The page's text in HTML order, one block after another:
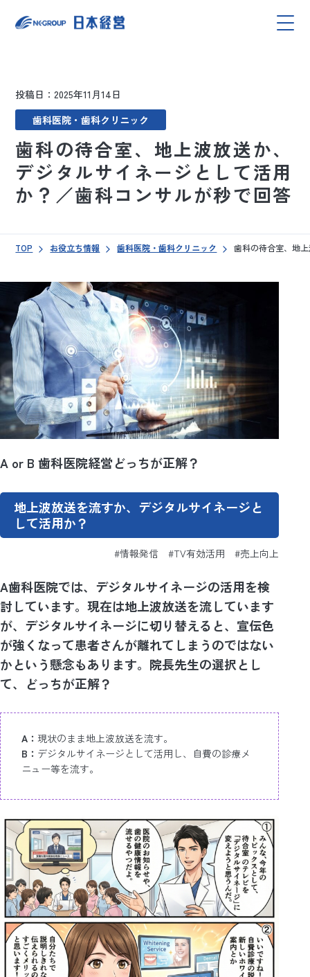
投稿日：2025年11月14日
歯科医院・歯科クリニック
歯科の待合室、地上波放送か、
デジタルサイネージとして活用
か？／歯科コンサルが秒で回答
TOP お役立ち情報 歯科医院・歯科クリニック 歯科の待合室、地
A or B 歯科医院経営どっちが正解？
地上波放送を流すか、デジタルサイネージと
して活用か？
#情報発信 #TV有効活用 #売上向上
A歯科医院では、デジタルサイネージの活用を検
討しています。現在は地上波放送を流しています
が、デジタルサイネージに切り替えると、宣伝色
が強くなって患者さんが離れてしまうのではない
かという懸念もあります。院長先生の選択とし
て、どっちが正解？
A： 現状のまま地上波放送を流す。
B： デジタルサイネージとして活用し、自費の診療メ
ニュー等を流す。